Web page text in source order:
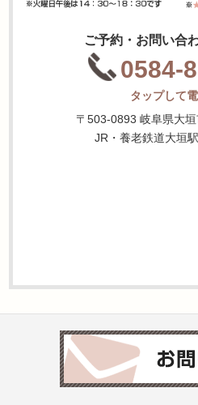
ご予約・お問い合
0584-
タップして
〒503-0893 岐阜県大
JR・養老鉄道大垣